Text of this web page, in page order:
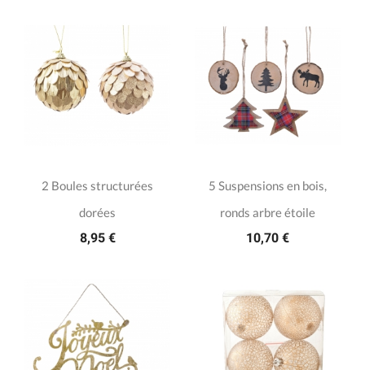
2 Boules structurées
dorées
8,95 €
5 Suspensions en bois,
ronds arbre étoile
10,70 €